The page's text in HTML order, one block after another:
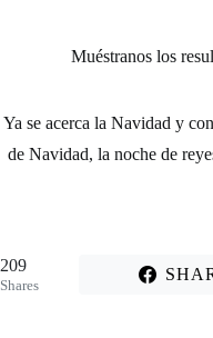
Muéstranos los
Ya se acerca la Navidad y
de Navidad, la noche de
209
Shares